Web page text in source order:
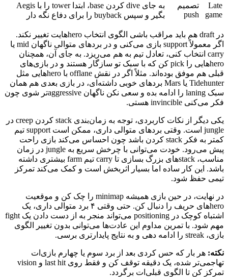
Late
game
تصمیم
push
به جای dive کردن base، ابتدا tower را با Aegis
بگیر و سپس buyback را برای دفاع نگه دار
در draft هم باید مراقب باشی الگوی انتخاب heroهایت تغییر نکند.
اگر معمولاً support بازی می‌کنی و در بردهای متوالی ناگهان mid یا
carry انتخاب کنی، تعادل تیم به هم می‌ریزد. به جای آن، همچنان
heroهایی را pick کن که با سبک تو سازگار هستند و در بازی‌های
قبلی هم موفق بوده‌اند. مثلاً اگر در نقش offlane با heroهایی مثل
Tidehunter یا Mars بردهای خوبی داشته‌ای، در بازی بعدی هم همان
سبک laning را ادامه بده و سعی نکن ناگهان aggressiveتر شوی چون
فکر می‌کنی invincible هستی.
یکی دیگر از نکات کاربردی، توجه به زمان‌بندی stack کردن creep در
jungle است. وقتی بردهای متوالی داری، ممکن است support تیم
کمتر به فکر stack کردن باشد چون احساس می‌کند بازی راحت
پیش می‌رود. خودت می‌توانی با چرخش سریع به jungle در زمان
مناسب، stackهای بزرگ بسازی تا carry تیم farm بیشتری داشته
باشد. این کار ساده اما بسیار اثربخش است و کمک می‌کند تمرکز
تیمی حفظ شود.
در نهایت، در حین بازی همیشه minimap را چک کن و موقعیت
heroهای حریف را دنبال کن. حتی وقتی ۴ برد متوالی داری، یک
اشتباه کوچک در positioning می‌تواند منجر به از دست دادن یک fight
مهم شود. با تمرین مداوم این عادت‌ها می‌توانی بدون تغییر الگوی
بازی، streak را ادامه دهی و به نتایج پایدارتری برسی.
نکته: هر بار که حس کردی بعد از برد سوم یا چهارم بازی‌ات
تهاجمی‌تر شده، یک دقیقه توقف کن و فقط روی last hit و vision
تمرکز کن تا الگوی قبلی‌ات برگردد.